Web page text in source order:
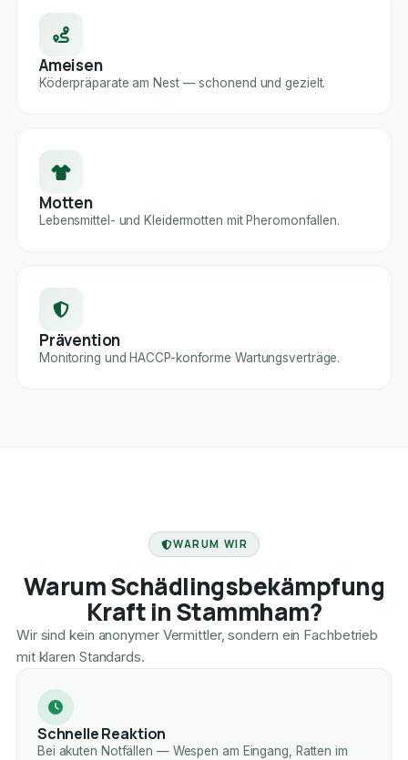
Ameisen
Köderpräparate am Nest — schonend und gezielt.
Motten
Lebensmittel- und Kleidermotten mit Pheromonfallen.
Prävention
Monitoring und HACCP-konforme Wartungsverträge.
WARUM WIR
Warum Schädlingsbekämpfung
Kraft in Stammham?
Wir sind kein anonymer Vermittler, sondern ein Fachbetrieb
mit klaren Standards.
Schnelle Reaktion
Bei akuten Notfällen — Wespen am Eingang, Ratten im